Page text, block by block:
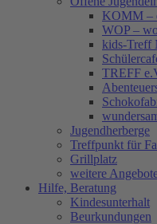
KOMM –
WOP –
kids-Treff
TREFF
Jugendherberge
Treffpunkt für
Grillplatz
weitere
Hilfe, Beratung
Kindesunterhalt
Beurkundungen